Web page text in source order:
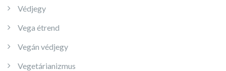
Védjegy
Vega étrend
Vegán védjegy
Vegetárianizmus